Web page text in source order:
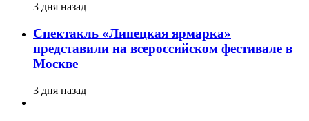
3 дня назад
Спектакль «Липецкая ярмарка»
представили на всероссийском фестивале в
Москве
3 дня назад